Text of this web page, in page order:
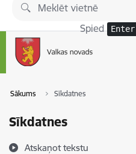
Pāriet uz lapas saturu
Spied Enter
Sākums Sīkdatnes
Sīkdatnes
Atskaņot tekstu